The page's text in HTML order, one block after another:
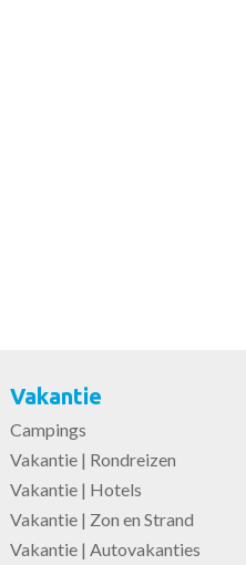
Vakantie
Campings
Vakantie | Rondreizen
Vakantie | Hotels
Vakantie | Zon en Strand
Vakantie | Autovakanties